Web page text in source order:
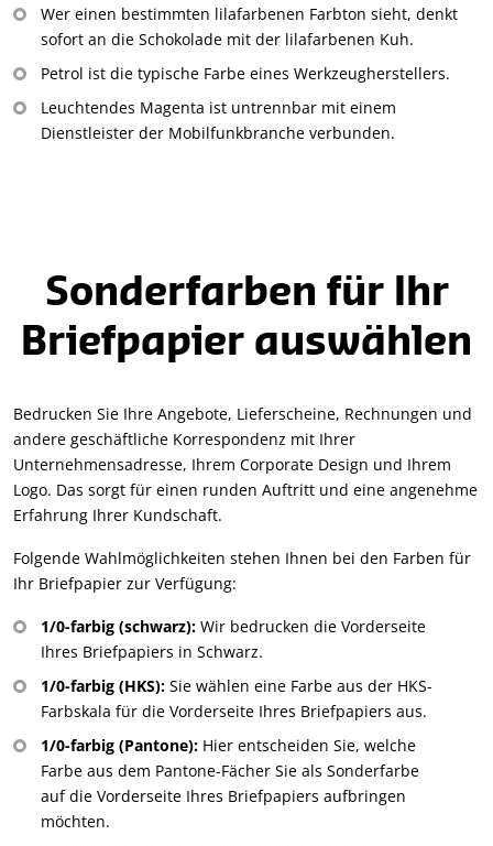
Wer einen bestimmten lilafarbenen Farbton sieht, denkt
sofort an die Schokolade mit der lilafarbenen Kuh.
Petrol ist die typische Farbe eines Werkzeugherstellers.
Leuchtendes Magenta ist untrennbar mit einem
Dienstleister der Mobilfunkbranche verbunden.
Sonderfarben für Ihr
Briefpapier auswählen
Bedrucken Sie Ihre Angebote, Lieferscheine, Rechnungen und
andere geschäftliche Korrespondenz mit Ihrer
Unternehmensadresse, Ihrem Corporate Design und Ihrem
Logo. Das sorgt für einen runden Auftritt und eine angenehme
Erfahrung Ihrer Kundschaft.
Folgende Wahlmöglichkeiten stehen Ihnen bei den Farben für
Ihr Briefpapier zur Verfügung:
1/0-farbig (schwarz): Wir bedrucken die Vorderseite
Ihres Briefpapiers in Schwarz.
1/0-farbig (HKS): Sie wählen eine Farbe aus der HKS-
Farbskala für die Vorderseite Ihres Briefpapiers aus.
1/0-farbig (Pantone): Hier entscheiden Sie, welche
Farbe aus dem Pantone-Fächer Sie als Sonderfarbe
auf die Vorderseite Ihres Briefpapiers aufbringen
möchten.